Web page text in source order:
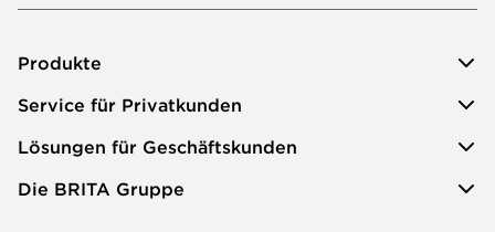
Produkte
Service für Privatkunden
Lösungen für Geschäftskunden
Die BRITA Gruppe